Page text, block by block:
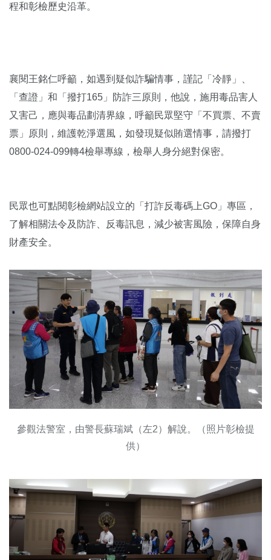
程和彰檢歷史沿革。
襄閱王銘仁呼籲，如遇到疑似詐騙情事，謹記「冷靜」、
「查證」和「撥打165」防詐三原則，他說，施用毒品害人
又害己，應與毒品劃清界線，呼籲民眾堅守「不買票、不賣
票」原則，維護乾淨選風，如發現疑似賄選情事，請撥打
0800-024-099轉4檢舉專線，檢舉人身分絕對保密。
民眾也可點閱彰檢網站設立的「打詐反毒碼上GO」專區，
了解相關法令及防詐、反毒訊息，減少被害風險，保障自身
財產安全。
參觀法警室，由警長蘇瑞斌（左2）解說。（照片彰檢提
供）